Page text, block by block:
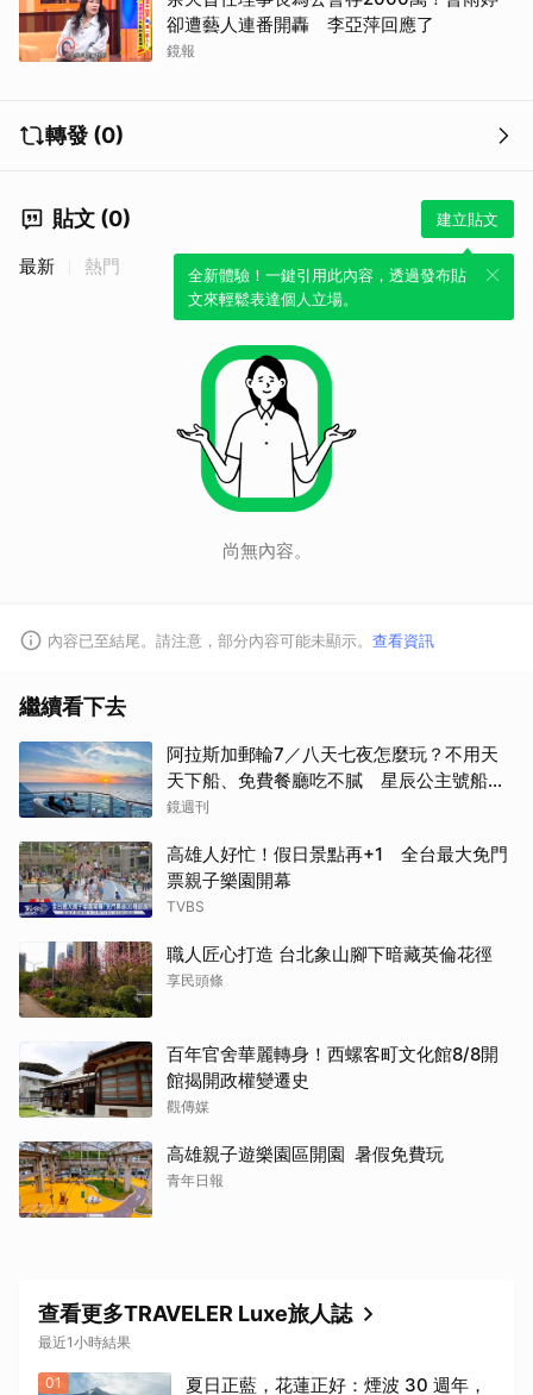
卻遭藝人連番開轟 李亞萍回應了
鏡報
轉發 (0)
貼文 (0) 建立貼文
全新體驗！一鍵引用此內容，透過發布貼
文來輕鬆表達個人立場。
最新 熱門
尚無內容。
內容已至結尾。請注意，部分內容可能未顯示。 查看資訊
繼續看下去
阿拉斯加郵輪7／八天七夜怎麼玩？不用天
天下船、免費餐廳吃不膩 星辰公主號船上
一日生活公開
鏡週刊
高雄人好忙！假日景點再+1 全台最大免門
票親子樂園開幕
TVBS
職人匠心打造 台北象山腳下暗藏英倫花徑
享民頭條
百年官舍華麗轉身！西螺客町文化館8/8開
館揭開政權變遷史
觀傳媒
高雄親子遊樂園區開園 暑假免費玩
青年日報
查看更多TRAVELER Luxe旅人誌
最近1小時結果
01
夏日正藍，花蓮正好：煙波 30 週年，